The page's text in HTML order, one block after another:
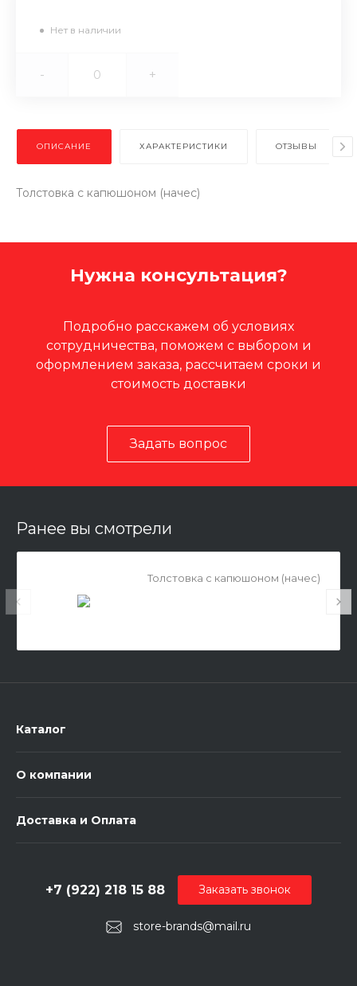
Нет в наличии
- +
ОПИСАНИЕ ХАРАКТЕРИСТИКИ ОТЗЫВЫ
Толстовка с капюшоном (начес)
Нужна консультация?
Подробно расскажем об условиях
сотрудничества, поможем с выбором и
оформлением заказа, рассчитаем сроки и
стоимость доставки
Задать вопрос
Ранее вы смотрели
Толстовка с капюшоном (начес)
Каталог
О компании
Доставка и Оплата
store-brands@mail.ru
+7 (922) 218 15 88 Заказать звонок